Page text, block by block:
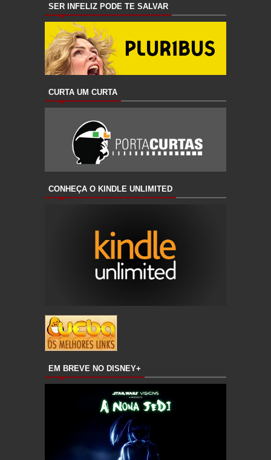
SER INFELIZ PODE TE SALVAR
CURTA UM CURTA
CONHEÇA O KINDLE UNLIMITED
EM BREVE NO DISNEY+